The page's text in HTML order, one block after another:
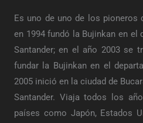
Es uno de uno de los pioneros
en 1994 fundó la Bujinkan en el
Santander; en el año 2003 se
fundar la Bujinkan en el
2005 inició en la ciudad de
Santander. Viaja todos los
países como Japón, Estados